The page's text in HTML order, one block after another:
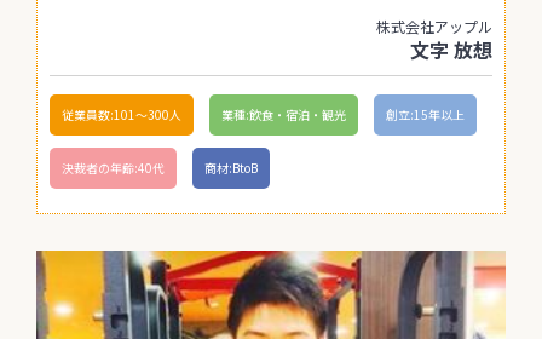
株式会社アップル
文字 放想
従業員数:101〜300人 業種:飲食・宿泊・観光 創立:15年以上
決裁者の年齢:40代 商材:BtoB